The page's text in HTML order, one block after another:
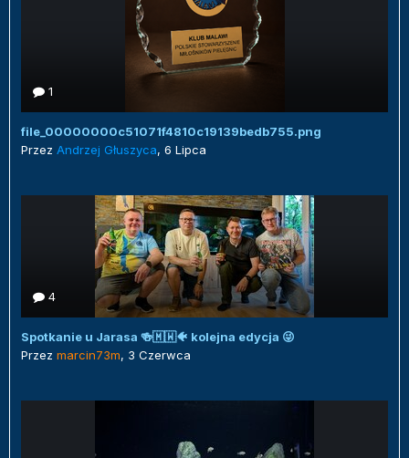
1
file_00000000c51071f4810c19139bedb755.png
Przez Andrzej Głuszyca, 6 Lipca
4
Spotkanie u Jarasa 🍻🇲🇼🐠 kolejna edycja 😜
Przez marcin73m, 3 Czerwca